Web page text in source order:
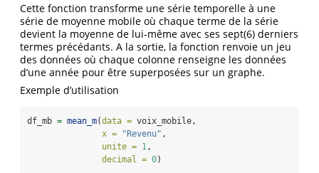
Cette fonction transforme une série temporelle à une
série de moyenne mobile où chaque terme de la série
devient la moyenne de lui-même avec ses sept(6) derniers
termes précédants. A la sortie, la fonction renvoie un jeu
des données où chaque colonne renseigne les données
d’une année pour être superposées sur un graphe.
Exemple d’utilisation
df_mb = mean_m(data = voix_mobile,
x =
"Revenu" ,
unite = 1 ,
decimal = 0)